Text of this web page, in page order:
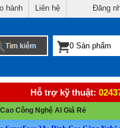
hành Liên hệ Đăng
Hỗ trợ kỹ thuật:
Công Nghệ AI Giá Rẻ